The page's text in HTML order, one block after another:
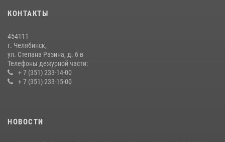
08 июля 2026, 12:05
КОНТАКТЫ
454111
г. Челябинск,
ул. Степана Разина, д. 6 в
Телефоны дежурной части:
+ 7 (351) 233-14-00
+ 7 (351) 233-15-00
НОВОСТИ